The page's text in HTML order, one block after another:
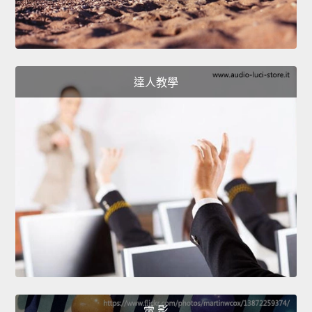
達人教學